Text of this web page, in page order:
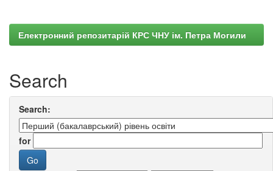
Електронний репозитарій КРС ЧНУ ім. Петра Могили
Search
Search:
for